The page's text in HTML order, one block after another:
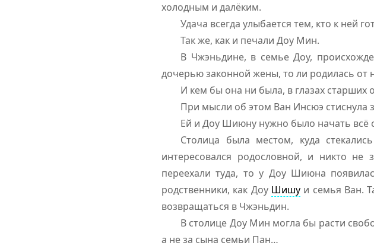
холодным и далёким.
Удача всегда улыбается тем, кто к ней
Так же, как и печали Доу Мин.
В Чжэньдине, в семье Доу,
дочерью законной жены, то ли родилась от
И кем бы она ни была, в глазах старших
При мысли об этом Ван Инсюэ стиснула
Ей и Доу Шиюну нужно было начать всё
Столица была местом, куда
интересовался родословной, и никто
переехали туда, то у Доу Шиюна
родственники, как Доу Шишу и семья Ван.
возвращаться в Чжэньдин.
В столице Доу Мин могла бы расти
а не за сына семьи Пан…